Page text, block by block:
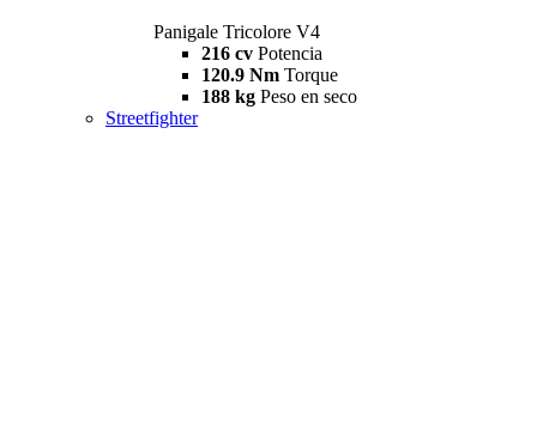
Panigale Tricolore V4
216 cv Potencia
120.9 Nm Torque
188 kg Peso en seco
Streetfighter